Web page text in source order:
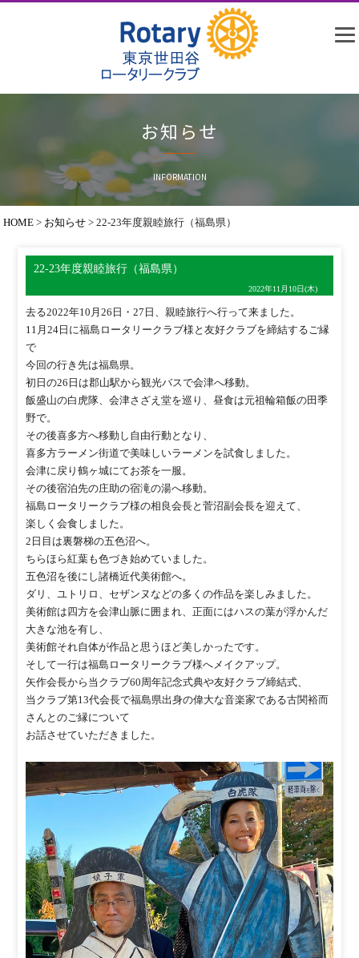
お知らせ
INFORMATION
HOME > お知らせ >22-23年度親睦旅行（福島県）
22-23年度親睦旅行（福島県）
2022年11月10日(木)
去る2022年10月26日・27日、親睦旅行へ行って来ました。
11月24日に福島ロータリークラブ様と友好クラブを締結するご縁
で
今回の行き先は福島県。
初日の26日は郡山駅から観光バスで会津へ移動。
飯盛山の白虎隊、会津さざえ堂を巡り、昼食は元祖輪箱飯の田季
野で。
その後喜多方へ移動し自由行動となり、
喜多方ラーメン街道で美味しいラーメンを試食しました。
会津に戻り鶴ヶ城にてお茶を一服。
その後宿泊先の庄助の宿滝の湯へ移動。
福島ロータリークラブ様の相良会長と菅沼副会長を迎えて、
楽しく会食しました。
2日目は裏磐梯の五色沼へ。
ちらほら紅葉も色づき始めていました。
五色沼を後にし諸橋近代美術館へ。
ダリ、ユトリロ、セザンヌなどの多くの作品を楽しみました。
美術館は四方を会津山脈に囲まれ、正面にはハスの葉が浮かんだ
大きな池を有し、
美術館それ自体が作品と思うほど美しかったです。
そして一行は福島ロータリークラブ様へメイクアップ。
矢作会長から当クラブ60周年記念式典や友好クラブ締結式、
当クラブ第13代会長で福島県出身の偉大な音楽家である古関裕而
さんとのご縁について
お話させていただきました。